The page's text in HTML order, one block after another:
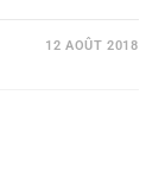
12 AOÛT 2018